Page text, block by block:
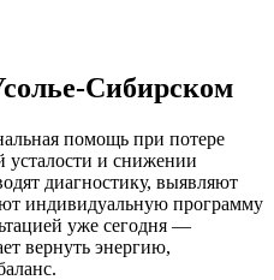
Сибирском
помощь при потере
усталости и снижении
диагностику, выявляют
индивидуальную программу
уже сегодня —
вернуть энергию,